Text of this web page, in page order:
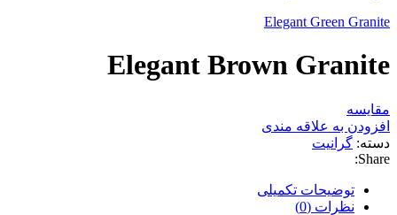
Elegant Green Granite
Elegant Brown Granite
مقایسه
افزودن به علاقه مندی
دسته: گرانیت
Share:
توضیحات تکمیلی
نظرات (0)